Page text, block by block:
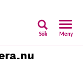
Sök Meny